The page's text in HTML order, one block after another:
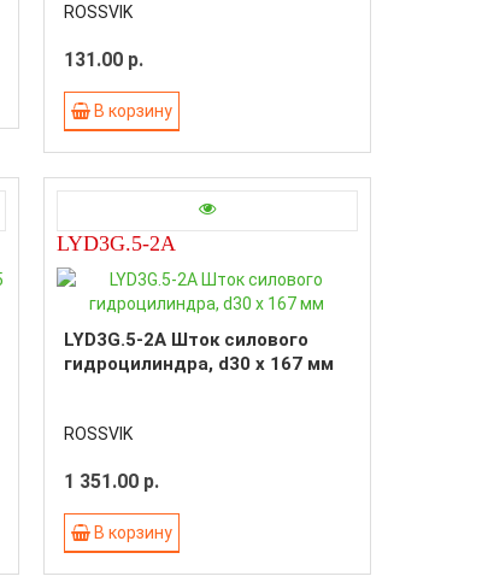
ROSSVIK
131.00 р.
В корзину
LYD3G.5-2A
LYD3G.5-2A Шток силового
гидроцилиндра, d30 x 167 мм
ROSSVIK
1 351.00 р.
В корзину